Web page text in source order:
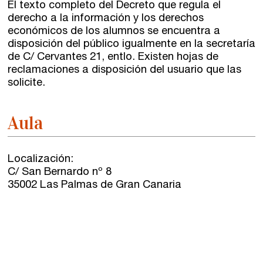
El texto completo del Decreto que regula el
derecho a la información y los derechos
económicos de los alumnos se encuentra a
disposición del público igualmente en la secretaría
de C/ Cervantes 21, entlo. Existen hojas de
reclamaciones a disposición del usuario que las
solicite.
Aula
Localización:
C/ San Bernardo nº 8
35002 Las Palmas de Gran Canaria